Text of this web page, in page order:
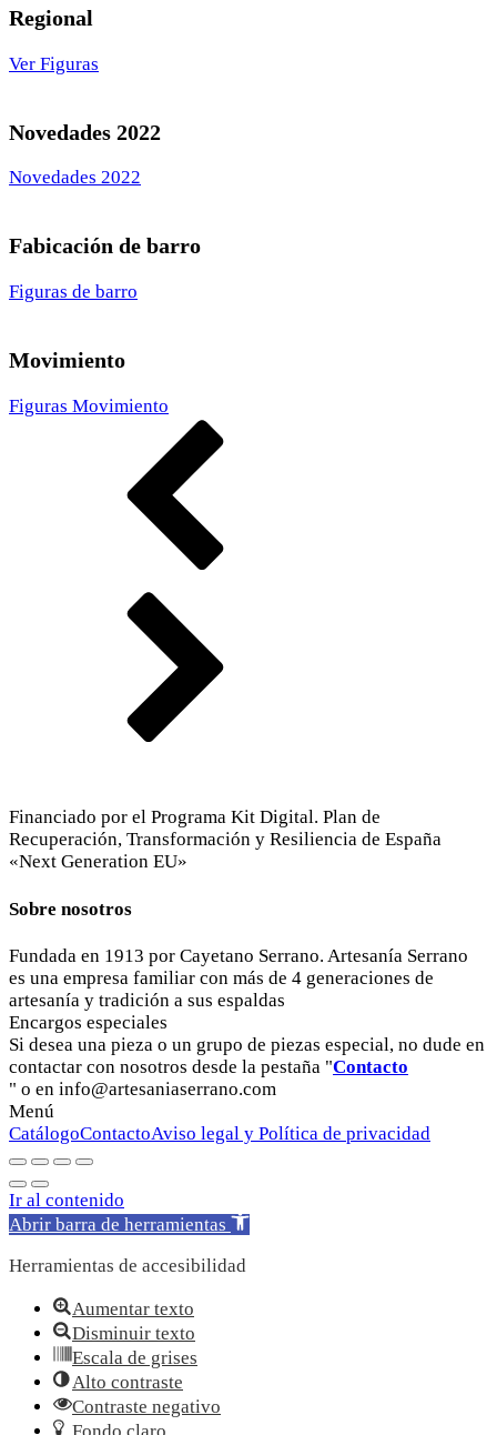
Regional
Ver Figuras
Novedades 2022
Novedades 2022
Fabicación de barro
Figuras de barro
Movimiento
Figuras Movimiento
Financiado por el Programa Kit Digital. Plan de
Recuperación, Transformación y Resiliencia de España
«Next Generation EU»
Sobre nosotros
Fundada en 1913 por Cayetano Serrano. Artesanía Serrano
es una empresa familiar con más de 4 generaciones de
artesanía y tradición a sus espaldas
Encargos especiales
Si desea una pieza o un grupo de piezas especial, no dude en
contactar con nosotros desde la pestaña "Contacto
" o en info@artesaniaserrano.com
Menú
CatálogoContactoAviso legal y Política de privacidad
Ir al contenido
Abrir barra de herramientas
Herramientas de accesibilidad
Aumentar texto
Disminuir texto
Escala de grises
Alto contraste
Contraste negativo